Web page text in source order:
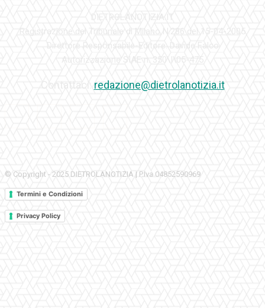
redazione@dietrolanotizia.it
© Copyright - 2025 DIETROLANOTIZIA | P.Iva 04852590969
Termini e Condizioni
Privacy Policy